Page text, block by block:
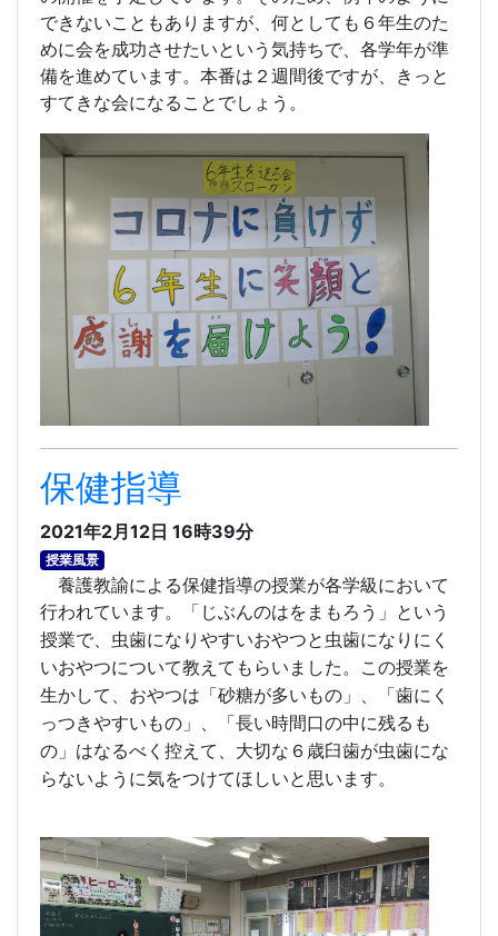
できないこともありますが、何としても６年生のた
めに会を成功させたいという気持ちで、各学年が準
備を進めています。本番は２週間後ですが、きっと
すてきな会になることでしょう。
保健指導
2021年2月12日 16時39分
授業風景
養護教諭による保健指導の授業が各学級において
行われています。
「じぶんのはをまもろう」という
授業で、虫歯になりやすいおやつと虫歯になりにく
いおやつについて教えてもらいました。この授業を
生かして、おやつは「砂糖が多いもの」、「歯にく
っつきやすいもの」、「長い時間口の中に残るも
の」はなるべく控えて、大切な６歳臼歯が虫歯にな
らないように気をつけてほしいと思います。